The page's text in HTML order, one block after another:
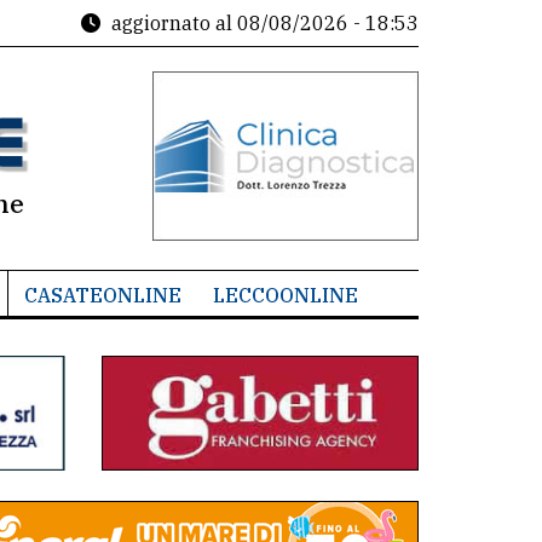
aggiornato al 08/08/2026 - 18:53
CASATEONLINE LECCOONLINE